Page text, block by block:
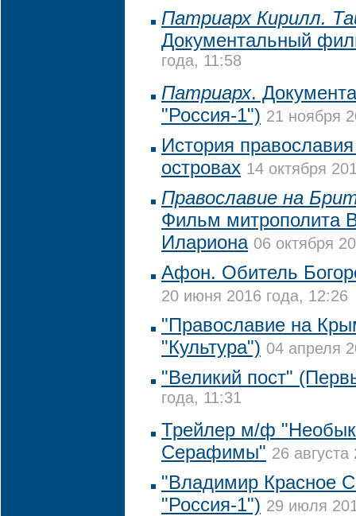
Патриарх Кирилл.
Документальный
года, 11:58
Патриарх.
"Россия-1") 21 ноября
История
островах 14 октября
Православие на
Фильм митрополита
Илариона 06 октября
Афон. Обитель
20 июня 2016 года, 12:26
"Православие на
"Культура") 04 апреля
"Великий пост"
года, 11:31
Трейлер м/ф
Серафимы" 26
"Владимир Красное
"Россия-1") 29 июля